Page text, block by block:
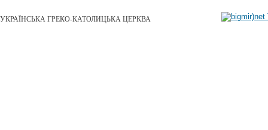
УКРАЇНСЬКА ГРЕКО-КАТОЛИЦЬКА ЦЕРКВА